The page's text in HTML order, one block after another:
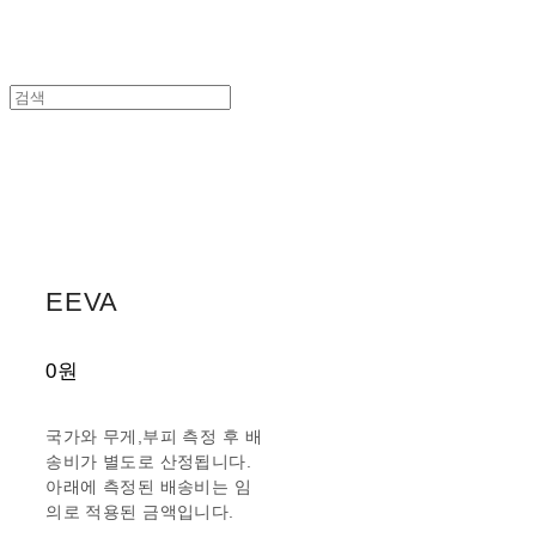
EEVA
0원
국가와 무게,부피 측정 후 배
송비가 별도로 산정됩니다.
아래에 측정된 배송비는 임
의로 적용된 금액입니다.